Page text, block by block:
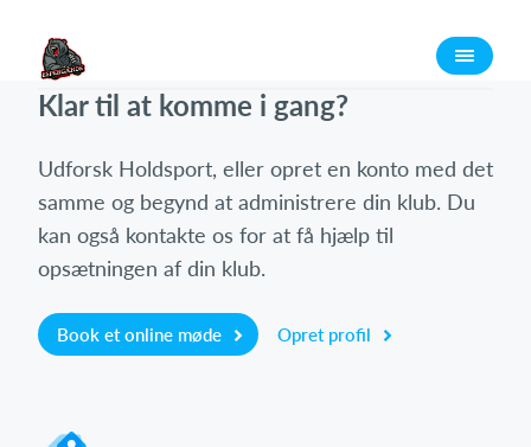
Klar til at komme i gang?
Udforsk Holdsport, eller opret en konto med det
samme og begynd at administrere din klub. Du
kan også kontakte os for at få hjælp til
opsætningen af din klub.
Book et online møde Opret profil